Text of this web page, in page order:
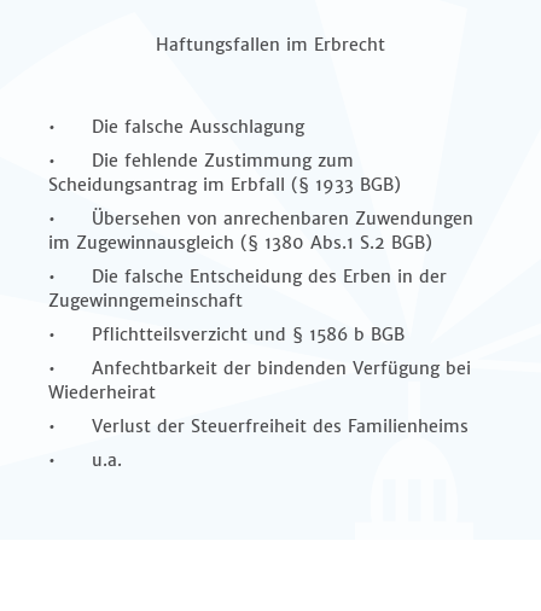
Haftungsfallen im Erbrecht
• Die falsche Ausschlagung
• Die fehlende Zustimmung zum
Scheidungsantrag im Erbfall (§ 1933 BGB)
• Übersehen von anrechenbaren Zuwendungen
im Zugewinnausgleich (§ 1380 Abs.1 S.2 BGB)
• Die falsche Entscheidung des Erben in der
Zugewinngemeinschaft
• Pflichtteilsverzicht und § 1586 b BGB
• Anfechtbarkeit der bindenden Verfügung bei
Wiederheirat
• Verlust der Steuerfreiheit des Familienheims
• u.a.